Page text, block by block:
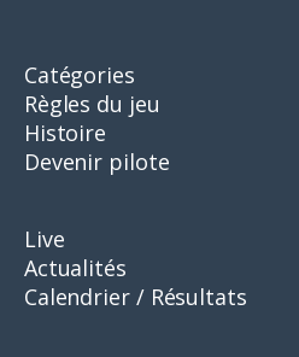
Catégories
Règles du jeu
Histoire
Devenir pilote
Live
Actualités
Calendrier / Résultats